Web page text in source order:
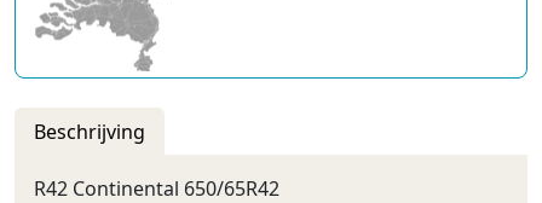
Beschrijving
R42 Continental 650/65R42